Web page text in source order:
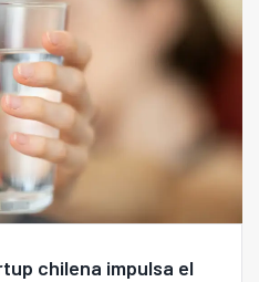
chilena impulsa el